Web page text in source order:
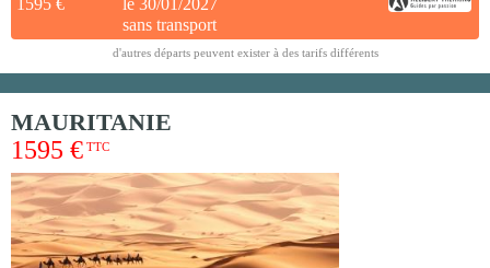
1595 €
le 30/01/2027
sans transport
d'autres départs peuvent exister à des tarifs différents
MAURITANIE
1595 € TTC